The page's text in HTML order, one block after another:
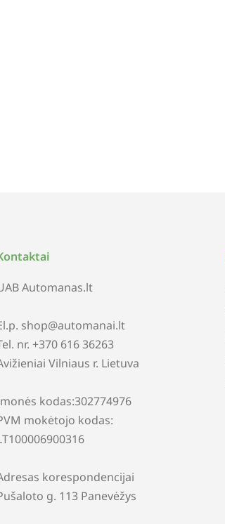
Automanas.lt
shop@automanai.lt
nr. +370 616 36263
Vilniaus r. Lietuva
kodas:302774976
mokėtojo kodas:
korespondencijai
g. 113 Panevėžys